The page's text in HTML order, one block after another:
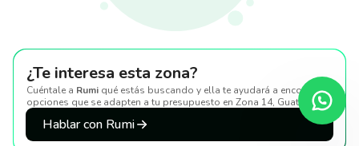
¿Te interesa esta zona?
Cuéntale a Rumi qué estás buscando y ella te ayudará a encontrar
opciones que se adapten a tu presupuesto en Zona 14, Guatemala.
Hablar con Rumi